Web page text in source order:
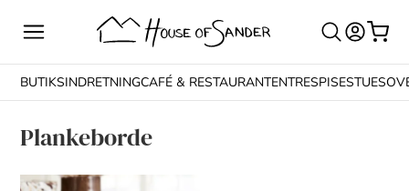
BUTIKSINDRETNINGCAFÉ & RESTAURANTENTRESPISESTUE
Plankeborde